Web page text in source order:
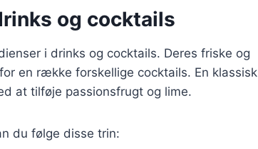
og cocktails
i drinks og cocktails. Deres friske og
en række forskellige cocktails. En klassisk
at tilføje passionsfrugt og lime.
du følge disse trin: